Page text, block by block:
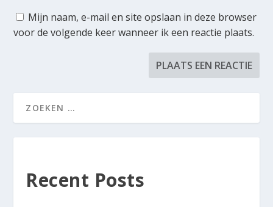
Mijn naam, e-mail en site opslaan in deze browser
voor de volgende keer wanneer ik een reactie plaats.
Recent Posts